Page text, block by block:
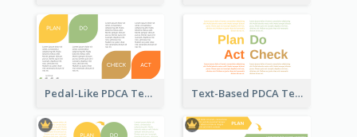
Pedal-Like PDCA Template Text-Based PDCA Template